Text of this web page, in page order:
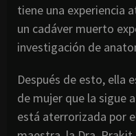
tiene una experiencia
un cadáver muerto
investigación de
Después de esto, ella
de mujer que la sigue
está aterrorizada por